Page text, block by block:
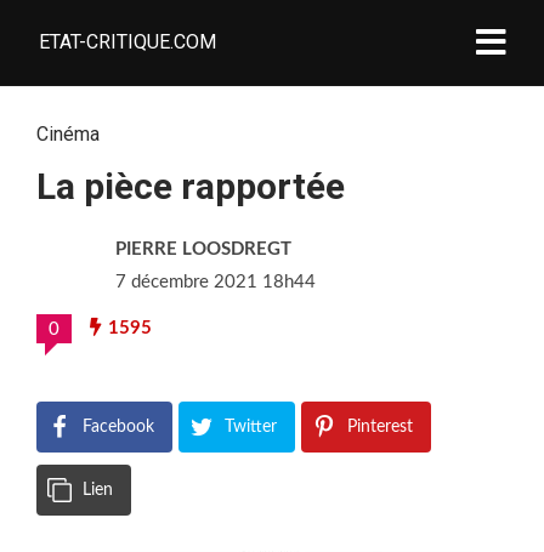
ETAT-CRITIQUE.COM
Cinéma
La pièce rapportée
PIERRE LOOSDREGT
7 décembre 2021 18h44
0 1595
Facebook Twitter Pinterest
Lien